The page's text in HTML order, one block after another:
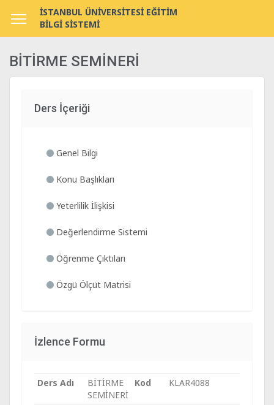
İSTANBUL ÜNİVERSİTESİ EĞİTİM
BİLGİ SİSTEMİ
BİTİRME SEMİNERİ
Ders İçeriği
Genel Bilgi
Konu Başlıkları
Yeterlilik İlişkisi
Değerlendirme Sistemi
Öğrenme Çıktıları
Özgü Ölçüt Matrisi
İzlence Formu
Ders Adı
BİTİRME
SEMİNERİ
Kod KLAR4088